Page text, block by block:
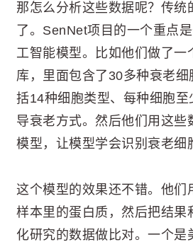
那怎么分析这些数据呢？传统
了。SenNet项目的一个重点
工智能模型。比如他们做了一
库，里面包含了30多种衰老
括14种细胞类型、每种细胞
导衰老方式。然后他们用这些
模型，让模型学会识别衰老细
这个模型的效果还不错。他们
样本里的蛋白质，然后把结果
化研究的数据做比对。一个是